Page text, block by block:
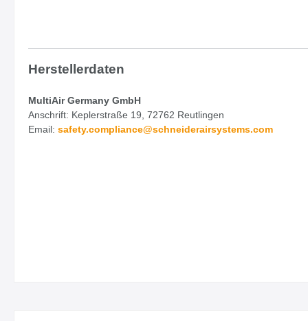
Herstellerdaten
MultiAir Germany GmbH
Anschrift: Keplerstraße 19, 72762 Reutlingen
Email: safety.compliance@schneiderairsystems.com